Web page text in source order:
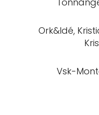
Ork&Idé,
Vsk-